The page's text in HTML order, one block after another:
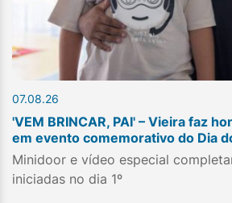
07.08.26
'VEM BRINCAR, PAI' – Vieira faz
em evento comemorativo do Dia
Minidoor e vídeo especial
iniciadas no dia 1º